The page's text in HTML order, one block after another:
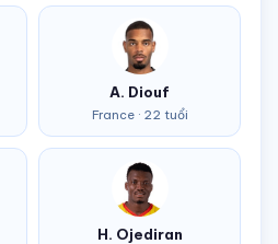
A. Diouf
France · 22 tuổi
H. Ojediran